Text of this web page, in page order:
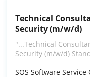
Technical
Security (m/w/d)
"...Technical
Security (m/w/d)
SOS Software Service